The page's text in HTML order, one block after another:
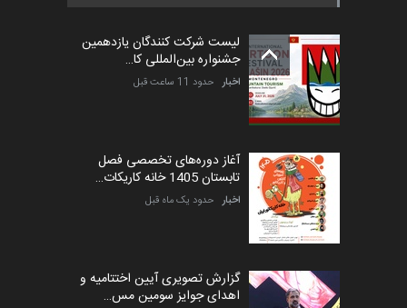
مهلت 5 ماه دیگر
لیست شرکت کنندگان یازدهمین
جشنواره بین‌المللی کا…
اخبار حدود 11 ساعت قبل
آغاز دوره‌های تخصصی فصل
تابستان 1405 خانه کاریکات…
اخبار حدود یک ماه قبل
گزارش تصویری آیین اختتامیه و
اهدای جوایز سومین مس…